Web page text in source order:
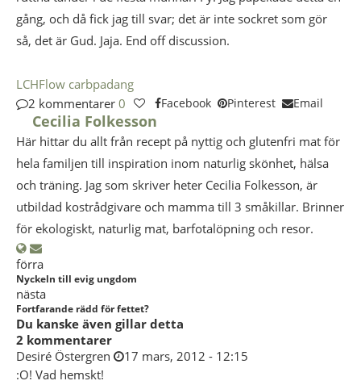
gång, och då fick jag till svar; det är inte sockret som gör
så, det är Gud. Jaja. End off discussion.
LCHFlow carbpadang
2 kommentarer 0 Facebook Pinterest Email
Cecilia Folkesson
Här hittar du allt från recept på nyttig och glutenfri mat för
hela familjen till inspiration inom naturlig skönhet, hälsa
och träning. Jag som skriver heter Cecilia Folkesson, är
utbildad kostrådgivare och mamma till 3 småkillar. Brinner
för ekologiskt, naturlig mat, barfotalöpning och resor.
förra
Nyckeln till evig ungdom
nästa
Fortfarande rädd för fettet?
Du kanske även gillar detta
2 kommentarer
Desiré Östergren
17 mars, 2012 - 12:15
:O! Vad hemskt!